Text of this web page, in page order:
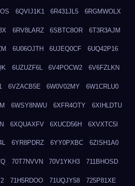
6QVIJ1K1 6R431JL5 6RGMWOLX
6RV8LARZ 6SBTC8OR 6T3R3AJM
6U06OJTH 6UJEQ0CF 6UQ42P16
6UZUZF6L 6V4POCW2 6V6FZLKN
6VZACB5E 6W0V02MY 6W1CRLU0
6WSY8NWU 6XFR4OTY 6XIHLDTU
6XQUAXFV 6XUCD56H 6XVXTC5I
6YR8PDRZ 6YY0PXBC 6ZISH1A0
70T7NVVN 70V1YKH3 711BHOSD
71H5RDOO 71UQJY58 725P81XE